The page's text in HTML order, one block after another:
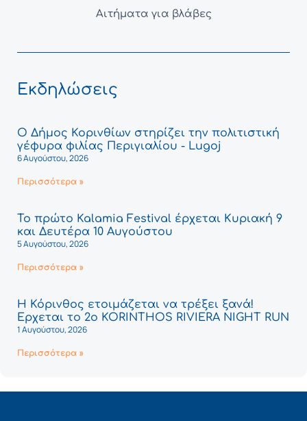
Αιτήματα για βλάβες
Εκδηλώσεις
Ο Δήμος Κορινθίων στηρίζει την πολιτιστική
γέφυρα φιλίας Περιγιαλίου - Lugoj
6 Αυγούστου, 2026
Περισσότερα »
Το πρώτο Kalamia Festival έρχεται Κυριακή 9
και Δευτέρα 10 Αυγούστου
5 Αυγούστου, 2026
Περισσότερα »
Η Κόρινθος ετοιμάζεται να τρέξει ξανά!
Έρχεται το 2ο KORINTHOS RIVIERA NIGHT RUN
1 Αυγούστου, 2026
Περισσότερα »